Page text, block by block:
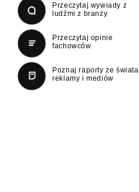
Przeczytaj wywiady z
ludźmi z branży
Przeczytaj opinie
fachowców
Poznaj raporty ze świata
reklamy i mediów